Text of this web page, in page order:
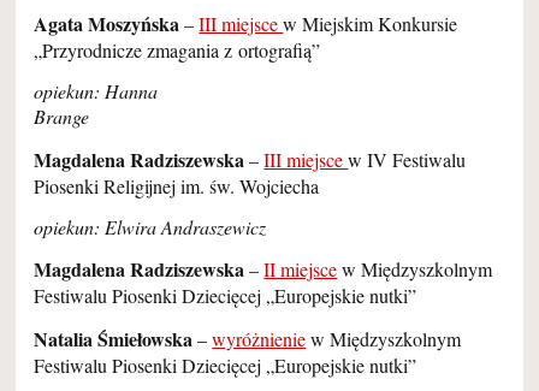
Agata Moszyńska–III miejscew Miejskim Konkursie
„Przyrodnicze zmagania z ortografią”
opiekun: Hanna
Brange
Magdalena Radziszewska–III miejscew IV Festiwalu
Piosenki Religijnej im. św. Wojciecha
opiekun: Elwira Andraszewicz
Magdalena Radziszewska–II miejscew Międzyszkolnym
Festiwalu Piosenki Dziecięcej „Europejskie nutki”
Natalia Śmiełowska–wyróżnieniew Międzyszkolnym
Festiwalu Piosenki Dziecięcej „Europejskie nutki”